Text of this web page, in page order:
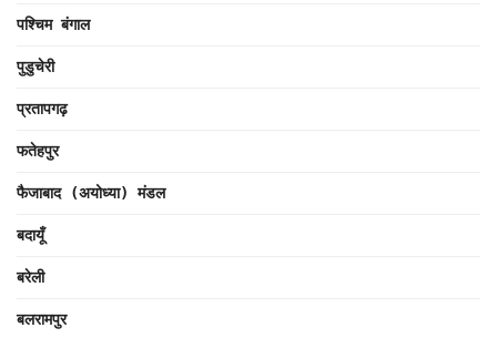
पश्चिम बंगाल
पुडुचेरी
प्रतापगढ़
फतेहपुर
फैजाबाद (अयोध्या) मंडल
बदायूँ
बरेली
बलरामपुर